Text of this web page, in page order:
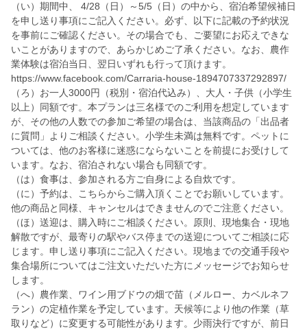
（い）期間中、 4/28（日）～5/5（日）の中から、宿泊希望候補日
を申し送り事項にご記入ください。必ず、以下に記載の予約状況
を事前にご確認ください。その場合でも、ご要望にお応えできな
いことがありますので、あらかじめご了承ください。なお、農作
業体験は宿泊当日、翌日いずれも行って頂けます。
https://www.facebook.com/Carraria-house-1894707337292897/
（ろ）お一人3000円（税別・宿泊代込み）、大人・子供（小学生
以上）同額です。本プランは三名様でのご利用を想定しています
が、その他の人数での参加ご希望の場合は、当該商品の「出品者
に質問」よりご相談ください。小学生未満は無料です。ペットに
ついては、他のお客様に迷惑にならないことを前提にお受けして
います。なお、宿泊されない場合も同額です。
（は）食事は、参加される方ご自身による自炊です。
（に）予約は、こちらからご購入頂くことでお願いしています。
他の商品と同様、キャンセルはできませんのでご注意ください。
（ほ）送迎は、購入時にご相談ください。原則、現地集合・現地
解散ですが、最寄りの駅やバス停までの送迎についてご相談に応
じます。申し送り事項にご記入ください。現地までの交通手段や
集合場所についてはご注文いただいた方にメッセージでお知らせ
します。
（へ）農作業、ワイン用ブドウの畑で苗（メルロー、カベルネフ
ラン）の定植作業を予定しています。天候等により他の作業（草
取りなど）に変更する可能性があります。少雨決行ですが、前日